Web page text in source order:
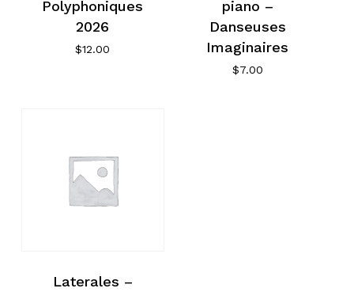
Polyphoniques
2026
$12.00
piano –
Danseuses
Imaginaires
$7.00
Laterales –